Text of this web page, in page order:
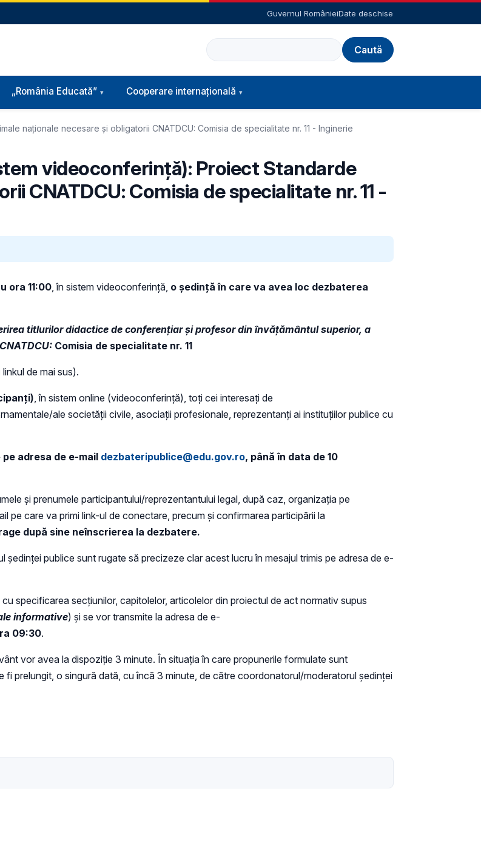
Guvernul RomânieiDate deschise
Caută
„România Educată” Cooperare internațională
naționale necesare și obligatorii CNATDCU: Comisia de specialitate nr. 11 - Inginerie
videoconferință): Proiect Standarde
CNATDCU: Comisia de specialitate nr. 11 -
ora 11:00, în sistem videoconferință, o ședință în care va avea loc dezbaterea
titlurilor didactice de conferențiar și profesor din învățământul superior, a
Comisia de specialitate nr. 11
de mai sus).
, în sistem online (videoconferință), toți cei interesați de
ale societății civile, asociații profesionale, reprezentanți ai instituțiilor publice cu
adresa de e-mail dezbateripublice@edu.gov.ro, până în data de 10
și prenumele participantului/reprezentantului legal, după caz, organizația pe
care va primi link-ul de conectare, precum și confirmarea participării la
după sine neînscrierea la dezbatere.
publice sunt rugate să precizeze clar acest lucru în mesajul trimis pe adresa de e-
cu specificarea secțiunilor, capitolelor, articolelor din proiectul de act normativ supus
informative) și se vor transmite la adresa de e-
09:30.
vor avea la dispoziție 3 minute. În situația în care propunerile formulate sunt
prelungit, o singură dată, cu încă 3 minute, de către coordonatorul/moderatorul ședinței